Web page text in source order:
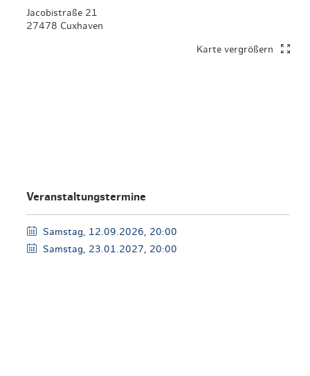
Sonntage
Schuhe, Schmuck
& Lifestyle
shoppen
& Feinschmecker
günstig
essen & trinken
Gutschein schenken
Jacobistraße 21
27478 Cuxhaven
Karte vergrößern
Veranstaltungstermine
Samstag, 12.09.2026, 20:00
Samstag, 23.01.2027, 20:00